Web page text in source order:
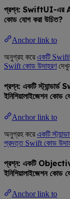
প্রশ্ন: SwiftUI-এর
কোড যোগ করা উচিত?
Anchor link to
অনুগ্রহ করেএকটি
Swift কোড উদাহরণ
প্রশ্ন: একটি
ইনিশিয়ালাইজেশন কোড
Anchor link to
অনুগ্রহ করেএকটি
প্রদত্ত Swift কোড
প্রশ্ন: একটি
ইনিশিয়ালাইজেশন কোড
Anchor link to